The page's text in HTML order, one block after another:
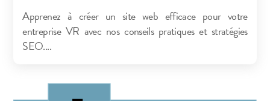
Apprenez à créer un site web efficace pour votre
entreprise VR avec nos conseils pratiques et stratégies
SEO....